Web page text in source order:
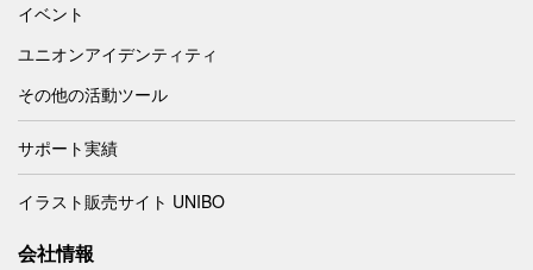
イベント
ユニオンアイデンティティ
その他の活動ツール
サポート実績
イラスト販売サイト UNIBO
会社情報